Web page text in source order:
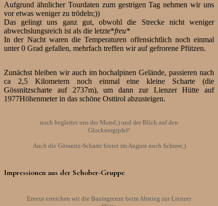
Aufgrund ähnlicher Tourdaten zum gestrigen Tag nehmen wir uns
vor etwas weniger zu trödeln;))
Das gelingt uns ganz gut, obwohl die Strecke nicht weniger
abwechslungsreich ist als die letzte*freu*
In der Nacht waren die Temperaturen offensichtlich noch einmal
unter 0 Grad gefallen, mehrfach treffen wir auf gefrorene Pfützen.
Zunächst bleiben wir auch im hochalpinen Gelände, passieren nach
ca 2,5 Kilometern noch einmal eine kleine Scharte (die
Gössnitzscharte auf 2737m), um dann zur Lienzer Hütte auf
1977Höhenmeter in das schöne Osttirol abzusteigen.
noch begleitet uns der Mond;) und der Blick auf den
Glocknergipfel!
Auch die Gössnitz-Scharte bietet im August noch Schnee;)
Impressionen aus der Schober-Gruppe
Erneut erreichen wir die Baumgrenze beim Abstieg zur Lienzer